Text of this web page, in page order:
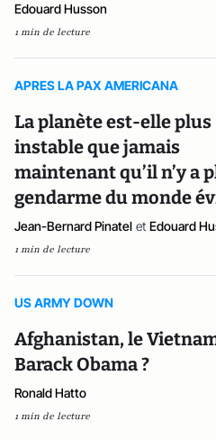
Edouard Husson
1 min de lecture
APRES LA PAX AMERICANA
La planète est-elle plus
instable que jamais
maintenant qu’il n’y a
gendarme du monde
Jean-Bernard Pinatel et Edouard
1 min de lecture
US ARMY DOWN
Afghanistan, le
Barack Obama ?
Ronald Hatto
1 min de lecture